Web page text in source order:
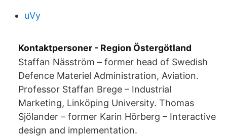
uVy
Kontaktpersoner - Region Östergötland
Staffan Näsström – former head of Swedish
Defence Materiel Administration, Aviation.
Professor Staffan Brege – Industrial
Marketing, Linköping University. Thomas
Sjölander – former Karin Hörberg – Interactive
design and implementation.